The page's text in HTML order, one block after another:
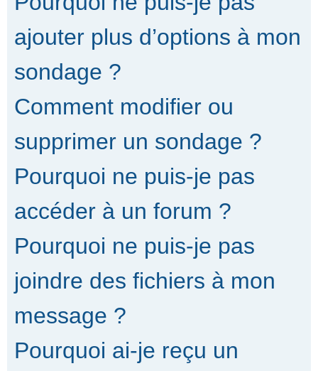
ajouter plus d’options à mon
sondage ?
Comment modifier ou
supprimer un sondage ?
Pourquoi ne puis-je pas
accéder à un forum ?
Pourquoi ne puis-je pas
joindre des fichiers à mon
message ?
Pourquoi ai-je reçu un